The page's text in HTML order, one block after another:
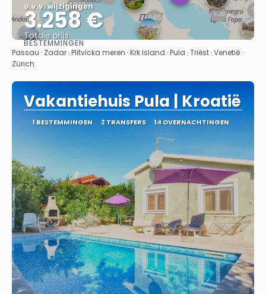
o.v.v. wijzigingen
3.258 €
Totale prijs
Bekijk
BESTEMMINGEN
Passau · Zadar · Plitvicka meren · Krk Island · Pula · Triëst · Venetië ·
Zürich
Vakantiehuis Pula | Kroatië
1 BESTEMMINGEN 2 TRANSFERS 14 OVERNACHTINGEN